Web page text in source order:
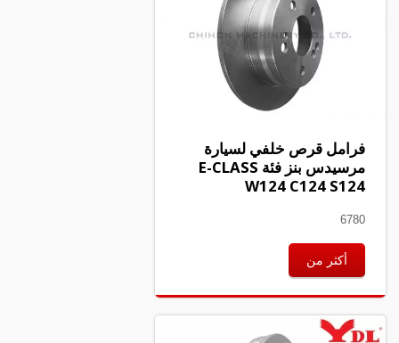
فرامل قرص خلفي لسيارة
مرسيدس بنز فئة E-CLASS
W124 C124 S124
6780
أكثر من